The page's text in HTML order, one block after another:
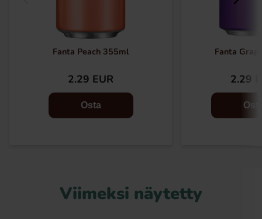
Fanta Peach 355ml
2.29 EUR
Osta
Fanta
2.29
Viimeksi näytetty